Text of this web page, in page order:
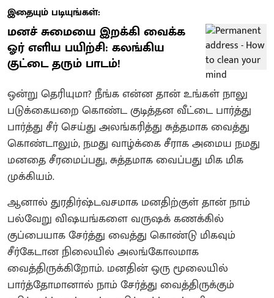
இதையும் படியுங்கள்:
மனச் சுமையை இறக்கி வைக்க
ஓர் எளிய பயிற்சி: கலங்கிய
குட்டை தரும் பாடம்!
ஒன்று தெரியுமா? நீங்க என்ன தான் உங்கள் நாலு
படுக்கையறை கொண்ட குடித்தன வீட்டை பார்த்து
பார்த்து சீர் செய்து அலங்கரித்து சுத்தமாக வைத்து
கொண்டாலும், நமது வாழ்க்கை சீராக அமைய நமது
மனதை சீரமைப்பது, சுத்தமாக வைப்பது மிக மிக
முக்கியம்.
ஆனால் துரதிர்ஷ்டவசமாக மனதிற்குள் தான் நாம்
பல்வேறு விஷயங்களை வருஷக் கணக்கில்
குப்பையாக சேர்த்து வைத்து கொண்டு மிகவும்
சீர்கேடான நிலையில் அலங்கோலமாக
வைத்திருக்கிறோம். மனதின் ஒரு மூலையில்
பார்த்தோமானால் நாம் சேர்த்து வைத்திருக்கும்